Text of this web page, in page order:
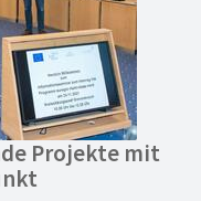
Projekte mit